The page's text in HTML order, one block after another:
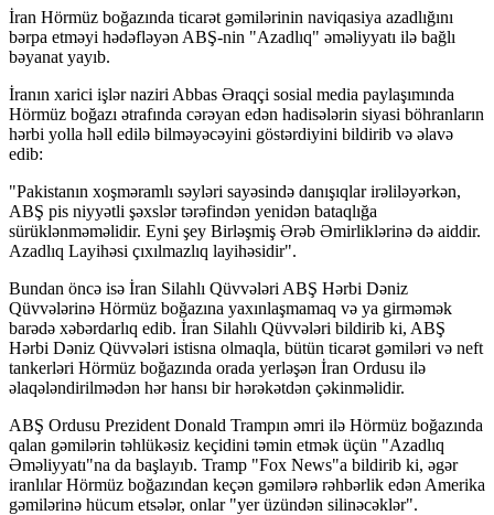
İran Hörmüz boğazında ticarət gəmilərinin naviqasiya azadlığını
bərpa etməyi hədəfləyən ABŞ-nin "Azadlıq" əməliyyatı ilə bağlı
bəyanat yayıb.
İranın xarici işlər naziri Abbas Əraqçi sosial media paylaşımında
Hörmüz boğazı ətrafında cərəyan edən hadisələrin siyasi böhranların
hərbi yolla həll edilə bilməyəcəyini göstərdiyini bildirib və əlavə
edib:
"Pakistanın xoşməramlı səyləri sayəsində danışıqlar irəliləyərkən,
ABŞ pis niyyətli şəxslər tərəfindən yenidən bataqlığa
sürüklənməməlidir. Eyni şey Birləşmiş Ərəb Əmirliklərinə də aiddir.
Azadlıq Layihəsi çıxılmazlıq layihəsidir".
Bundan öncə isə İran Silahlı Qüvvələri ABŞ Hərbi Dəniz
Qüvvələrinə Hörmüz boğazına yaxınlaşmamaq və ya girməmək
barədə xəbərdarlıq edib. İran Silahlı Qüvvələri bildirib ki, ABŞ
Hərbi Dəniz Qüvvələri istisna olmaqla, bütün ticarət gəmiləri və neft
tankerləri Hörmüz boğazında orada yerləşən İran Ordusu ilə
əlaqələndirilmədən hər hansı bir hərəkətdən çəkinməlidir.
ABŞ Ordusu Prezident Donald Trampın əmri ilə Hörmüz boğazında
qalan gəmilərin təhlükəsiz keçidini təmin etmək üçün "Azadlıq
Əməliyyatı"na da başlayıb. Tramp "Fox News"a bildirib ki, əgər
iranlılar Hörmüz boğazından keçən gəmilərə rəhbərlik edən Amerika
gəmilərinə hücum etsələr, onlar "yer üzündən silinəcəklər".